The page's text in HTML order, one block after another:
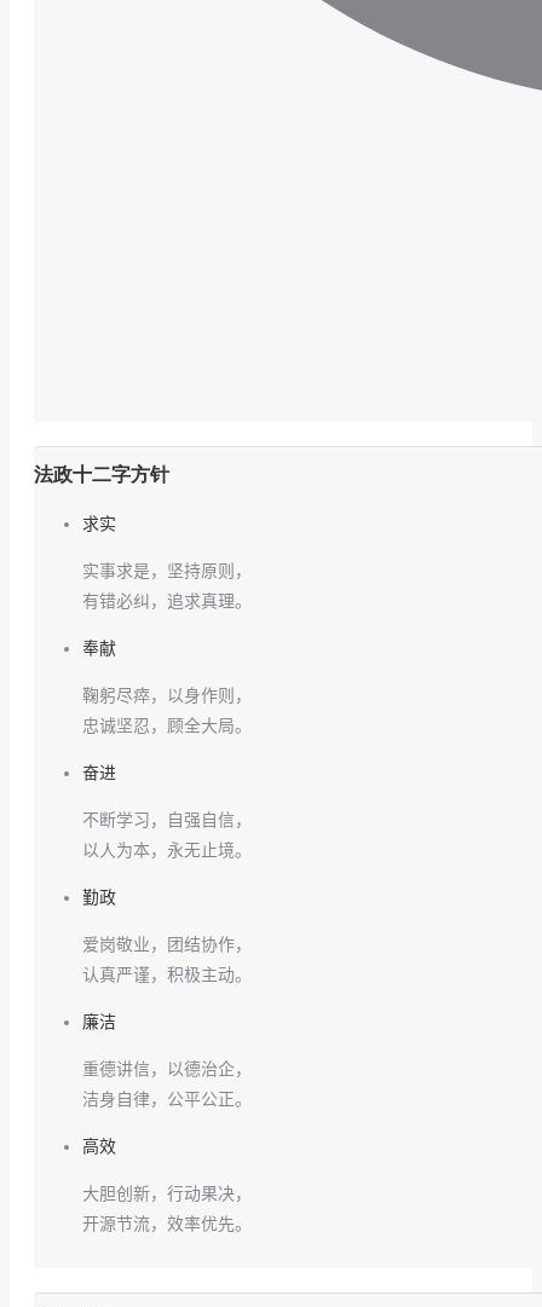
法政十二字方针
求实
实事求是，坚持原则，
有错必纠，追求真理。
奉献
鞠躬尽瘁，以身作则，
忠诚坚忍，顾全大局。
奋进
不断学习，自强自信，
以人为本，永无止境。
勤政
爱岗敬业，团结协作，
认真严谨，积极主动。
廉洁
重德讲信，以德治企，
洁身自律，公平公正。
高效
大胆创新，行动果决，
开源节流，效率优先。